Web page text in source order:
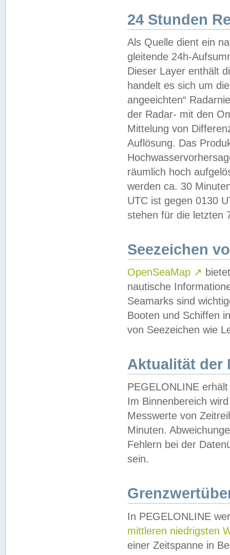
24 Stunden
Als Quelle dient ein
gleitende 24h-
Dieser Layer enthält
handelt es sich um
angeeichten“
der Radar- mit den
Mittelung von
Auflösung. Das
räumlich hoch
werden ca. 30
UTC ist gegen 0130
stehen für die letzten
Seezeichen
OpenSeaMap ↗
nautische
Seamarks sind
Booten und Schiffen
von Seezeichen wie
Aktualität der
PEGELONLINE
Im Binnenbereich
Messwerte von
Minuten.
Fehlern bei der
sein.
In PEGELONLINE
mittleren niedrigsten
einer Zeitspanne in